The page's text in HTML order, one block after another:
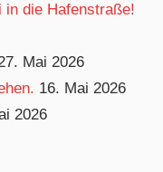
in die Hafenstraße!
Mai 2026
16. Mai 2026
2026